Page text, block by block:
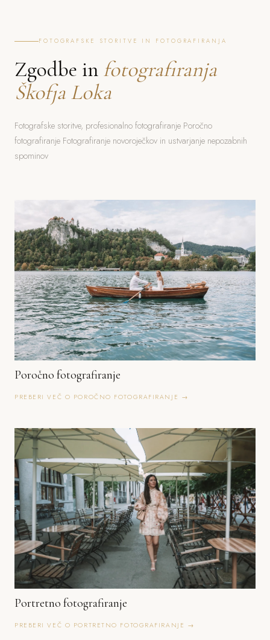
FOTOGRAFSKE STORITVE IN FOTOGRAFIRANJA
Zgodbe in fotografiranja
Škofja Loka
Fotografske storitve, profesionalno fotografiranje Poročno
fotografiranje Fotografiranje novoroječkov in ustvarjanje nepozabnih
spominov
Poročno fotografiranje
PREBERI VEČ O POROČNO FOTOGRAFIRANJE →
Portretno fotografiranje
PREBERI VEČ O PORTRETNO FOTOGRAFIRANJE →